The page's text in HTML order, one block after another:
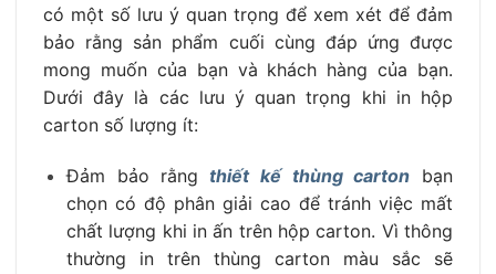
có một số lưu ý quan trọng để xem xét để đảm
bảo rằng sản phẩm cuối cùng đáp ứng được
mong muốn của bạn và khách hàng của bạn.
Dưới đây là các lưu ý quan trọng khi in hộp
carton số lượng ít:
Đảm bảo rằng thiết kế thùng carton bạn
chọn có độ phân giải cao để tránh việc mất
chất lượng khi in ấn trên hộp carton. Vì thông
thường in trên thùng carton màu sắc sẽ